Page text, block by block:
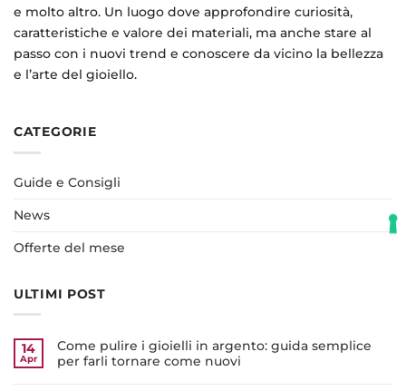
e molto altro. Un luogo dove approfondire curiosità,
caratteristiche e valore dei materiali, ma anche stare al
passo con i nuovi trend e conoscere da vicino la bellezza
e l’arte del gioiello.
CATEGORIE
Guide e Consigli
News
Offerte del mese
ULTIMI POST
14
Apr
Come pulire i gioielli in argento: guida semplice
per farli tornare come nuovi